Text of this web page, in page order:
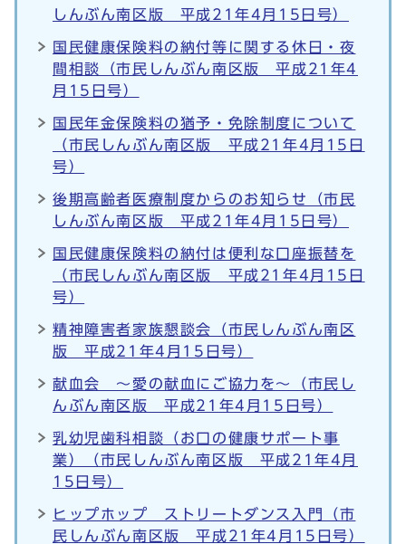
しんぶん南区版 平成21年4月15日号）
国民健康保険料の納付等に関する休日・夜
間相談（市民しんぶん南区版 平成21年4
月15日号）
国民年金保険料の猶予・免除制度について
（市民しんぶん南区版 平成21年4月15日
号）
後期高齢者医療制度からのお知らせ（市民
しんぶん南区版 平成21年4月15日号）
国民健康保険料の納付は便利な口座振替を
（市民しんぶん南区版 平成21年4月15日
号）
精神障害者家族懇談会（市民しんぶん南区
版 平成21年4月15日号）
献血会 ～愛の献血にご協力を～（市民し
んぶん南区版 平成21年4月15日号）
乳幼児歯科相談（お口の健康サポート事
業）（市民しんぶん南区版 平成21年4月
15日号）
ヒップホップ ストリートダンス入門（市
民しんぶん南区版 平成21年4月15日号）